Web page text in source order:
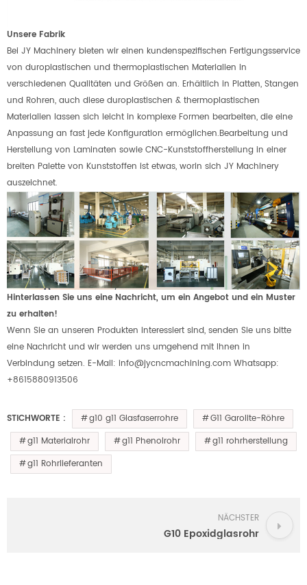
Unsere Fabrik
Bei JY Machinery bieten wir einen kundenspezifischen Fertigungsservice
von duroplastischen und thermoplastischen Materialien in
verschiedenen Qualitäten und Größen an. Erhältlich in Platten, Stangen
und Rohren, auch diese duroplastischen & thermoplastischen
Materialien lassen sich leicht in komplexe Formen bearbeiten, die eine
Anpassung an fast jede Konfiguration ermöglichen.Bearbeitung und
Herstellung von Laminaten sowie CNC-Kunststoffherstellung in einer
breiten Palette von Kunststoffen ist etwas, worin sich JY Machinery
auszeichnet.
Hinterlassen Sie uns eine Nachricht, um ein Angebot und ein Muster
zu erhalten!
Wenn Sie an unseren Produkten interessiert sind, senden Sie uns bitte
eine Nachricht und wir werden uns umgehend mit Ihnen in
Verbindung setzen. E-Mail: info@jycncmachining.com Whatsapp:
+8615880913506
STICHWORTE : g10 g11 Glasfaserrohre
G11 Garolite-Röhre
g11 Materialrohr
g11 Phenolrohr
g11 rohrherstellung
g11 Rohrlieferanten
NÄCHSTER
G10 Epoxidglasrohr